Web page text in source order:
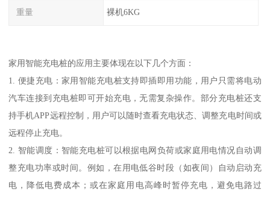
重量 裸机6KG
家用智能充电桩的应用主要体现在以下几个方面：
1. 便捷充电：家用智能充电桩支持即插即用功能，用户只需将电动
汽车连接到充电桩即可开始充电，无需复杂操作。部分充电桩还支
持手机APP远程控制，用户可以随时查看充电状态、调整充电时间或
远程停止充电。
2. 智能调度：智能充电桩可以根据电网负荷或家庭用电情况自动调
整充电功率或时间。例如，在用电低谷时段（如夜间）自动启动充
电，降低电费成本；或在家庭用电高峰时暂停充电，避免电路过